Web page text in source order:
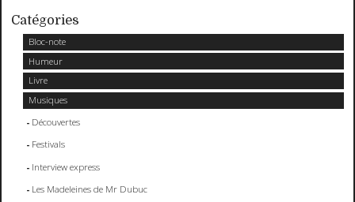
Catégories
Bloc-note
Humeur
Livre
Musiques
Découvertes
Festivals
Interview express
Les Madeleines de Mr Dubuc